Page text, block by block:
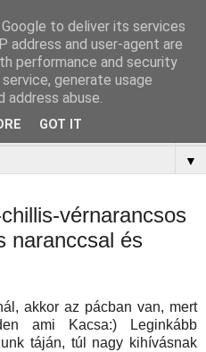
▼
vérnarancsos
naranccsal és
akkor az pácban van, mert
ami Kacsa:) Leginkább
táján, túl nagy kihívásnak
to deliver its services
address and user-agent are
performance and security
generate usage
abuse.
GOT IT